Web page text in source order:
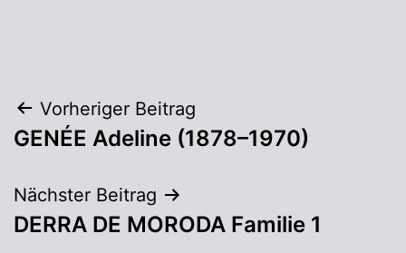
Vorheriger Beitrag
GENÉE Adeline (1878–1970)
Nächster Beitrag
DERRA DE MORODA Familie 1